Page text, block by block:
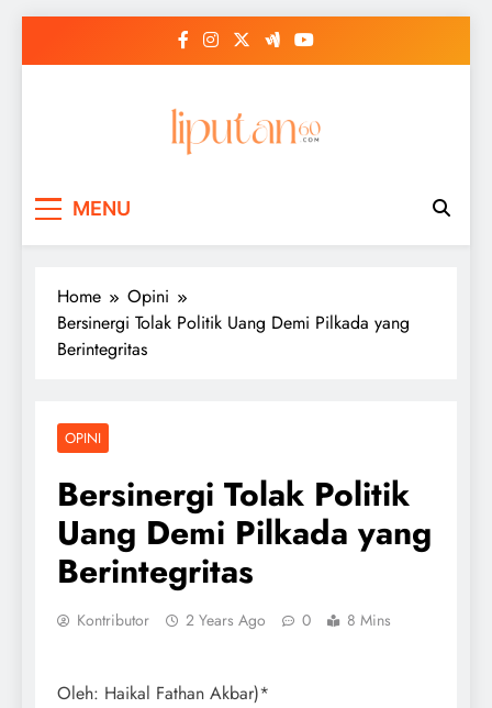
MENU
Home
Opini
Bersinergi Tolak Politik Uang Demi Pilkada yang
Berintegritas
OPINI
Bersinergi Tolak Politik
Uang Demi Pilkada yang
Berintegritas
Kontributor 2 Years Ago 0 8 Mins
Oleh: Haikal Fathan Akbar)*